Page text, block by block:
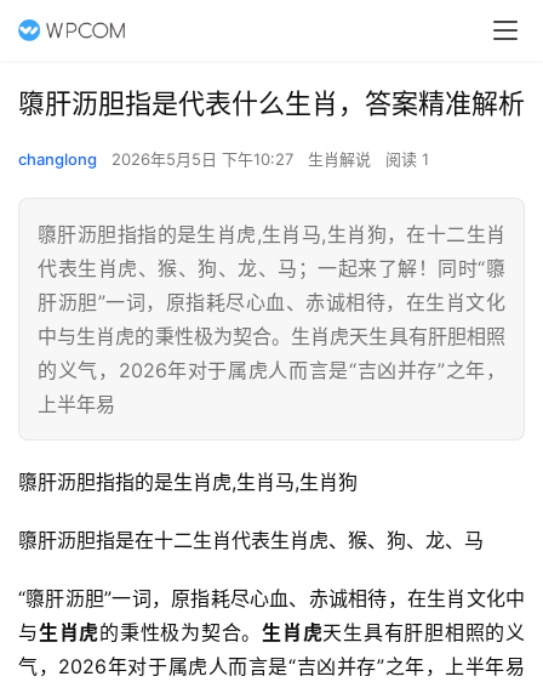
隳肝沥胆指是代表什么生肖，答案精准解析
changlong 2026年5月5日 下午10:27 生肖解说 阅读 1
隳肝沥胆指指的是生肖虎,生肖马,生肖狗，在十二生肖
代表生肖虎、猴、狗、龙、马；一起来了解！同时“隳
肝沥胆”一词，原指耗尽心血、赤诚相待，在生肖文化
中与生肖虎的秉性极为契合。生肖虎天生具有肝胆相照
的义气，2026年对于属虎人而言是“吉凶并存”之年，
上半年易
隳肝沥胆指指的是生肖虎,生肖马,生肖狗
隳肝沥胆指是在十二生肖代表生肖虎、猴、狗、龙、马
“隳肝沥胆”一词，原指耗尽心血、赤诚相待，在生肖文化中
与生肖虎的秉性极为契合。 生肖虎天生具有肝胆相照的义
气，2026年对于属虎人而言是“吉凶并存”之年，上半年易